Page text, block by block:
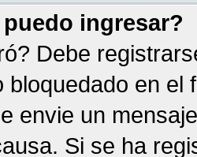
ingresar?
Debe
bloquedado en
envie un
Si se ha